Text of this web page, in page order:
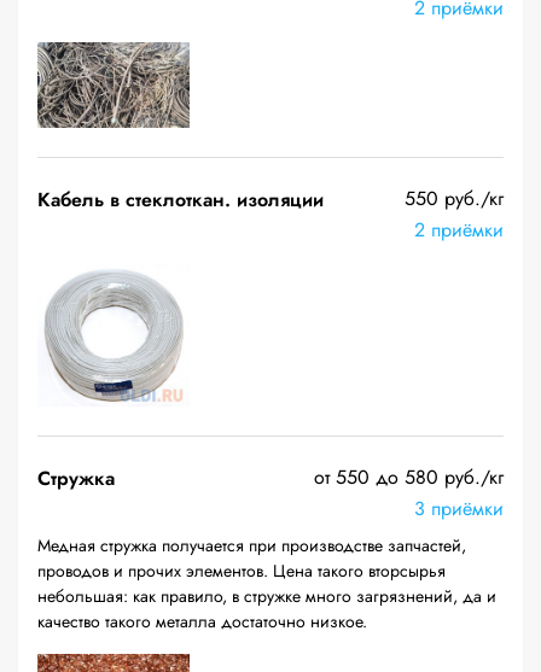
2 приёмки
Кабель в стеклоткан. изоляции
550 руб./кг
2 приёмки
Стружка
от 550 до 580 руб./кг
3 приёмки
Медная стружка получается при производстве запчастей,
проводов и прочих элементов. Цена такого вторсырья
небольшая: как правило, в стружке много загрязнений, да и
качество такого металла достаточно низкое.